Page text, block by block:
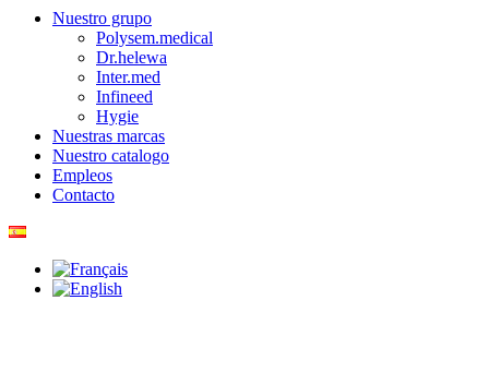
Nuestro grupo
Polysem.medical
Dr.helewa
Inter.med
Infineed
Hygie
Nuestras marcas
Nuestro catalogo
Empleos
Contacto